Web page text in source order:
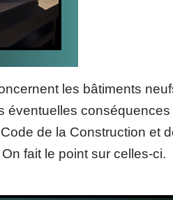
les bâtiments
conséquences
de la Construction et
fait le point sur celles-ci.